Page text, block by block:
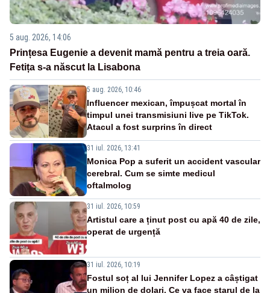
5 aug. 2026, 14:06
Prințesa Eugenie a devenit mamă pentru a treia oară.
Fetița s-a născut la Lisabona
5 aug. 2026, 10:46
Influencer mexican, împușcat mortal în
timpul unei transmisiuni live pe TikTok.
Atacul a fost surprins în direct
31 iul. 2026, 13:41
Monica Pop a suferit un accident vascular
cerebral. Cum se simte medicul
oftalmolog
31 iul. 2026, 10:59
Artistul care a ținut post cu apă 40 de zile,
operat de urgență
31 iul. 2026, 10:19
Fostul soț al lui Jennifer Lopez a câștigat
un milion de dolari. Ce va face starul de la